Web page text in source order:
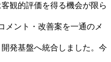
観的評価を得る機会が限ら
ント・改善案を一通のメ
発基盤へ統合しました。今